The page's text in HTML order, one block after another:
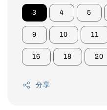
3 4 5
9 10 11
16 18 20
分享